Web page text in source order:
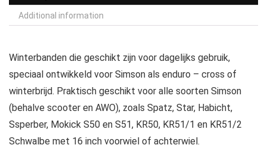
Additional information
Winterbanden die geschikt zijn voor dagelijks gebruik,
speciaal ontwikkeld voor Simson als enduro – cross of
winterbrijd. Praktisch geschikt voor alle soorten Simson
(behalve scooter en AWO), zoals Spatz, Star, Habicht,
Ssperber, Mokick S50 en S51, KR50, KR51/1 en KR51/2
Schwalbe met 16 inch voorwiel of achterwiel.